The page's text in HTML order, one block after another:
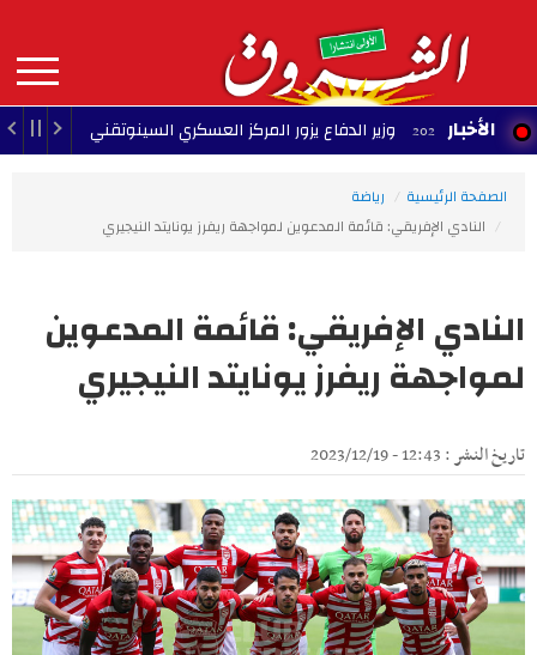
contenu
principal
MAIN
NAVIGATION الأخباروزير الدفاع يزور المركز العسكري السينوتقني 23:05 - 2026/08/07
الصفحة الرئيسية
رياضة
النادي الإفريقي: قائمة المدعوين لمواجهة ريفرز يونايتد النيجيري
النادي الإفريقي: قائمة المدعوين
لمواجهة ريفرز يونايتد النيجيري
تاريخ النشر : 12:43 - 2023/12/19